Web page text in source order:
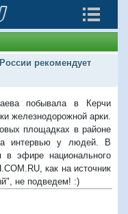
рекомендует
побывала в Керчи
железнодорожной арки.
площадках в районе
интервью у людей. В
эфире национального
как на источник
не подведем! :)